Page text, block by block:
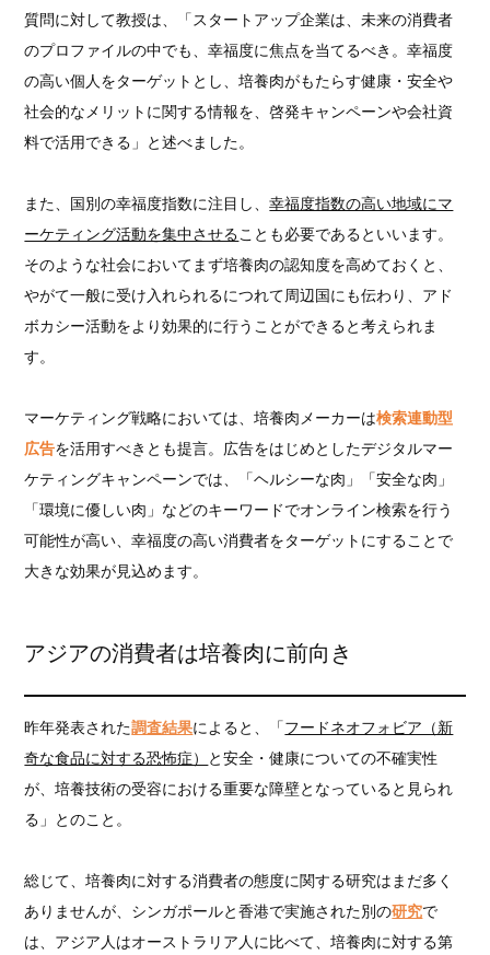
質問に対して教授は、「スタートアップ企業は、未来の消費者
のプロファイルの中でも、幸福度に焦点を当てるべき。幸福度
の高い個人をターゲットとし、培養肉がもたらす健康・安全や
社会的なメリットに関する情報を、啓発キャンペーンや会社資
料で活用できる」と述べました。
また、国別の幸福度指数に注目し、幸福度指数の高い地域にマ
ーケティング活動を集中させることも必要であるといいます。
そのような社会においてまず培養肉の認知度を高めておくと、
やがて一般に受け入れられるにつれて周辺国にも伝わり、アド
ボカシー活動をより効果的に行うことができると考えられま
す。
マーケティング戦略においては、培養肉メーカーは検索連動型
広告を活用すべきとも提言。広告をはじめとしたデジタルマー
ケティングキャンペーンでは、「ヘルシーな肉」「安全な肉」
「環境に優しい肉」などのキーワードでオンライン検索を行う
可能性が高い、幸福度の高い消費者をターゲットにすることで
大きな効果が見込めます。
アジアの消費者は培養肉に前向き
昨年発表された調査結果によると、「フードネオフォビア（新
奇な食品に対する恐怖症） と安全・健康についての不確実性
が、培養技術の受容における重要な障壁となっていると見られ
る」とのこと。
総じて、培養肉に対する消費者の態度に関する研究はまだ多く
ありませんが、シンガポールと香港で実施された別の研究で
は、アジア人はオーストラリア人に比べて、培養肉に対する第